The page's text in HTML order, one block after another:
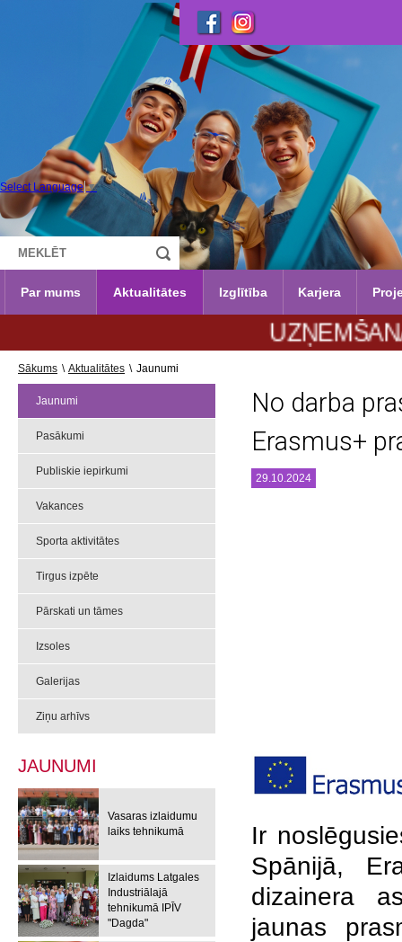
Select Language ▼
Par mums Aktualitātes Izglītība Karjera
UZŅEMŠANA
Sākums \ Aktualitātes \ Jaunumi
Jaunumi
Pasākumi
Publiskie iepirkumi
Vakances
Sporta aktivitātes
Tirgus izpēte
Pārskati un tāmes
Izsoles
Galerijas
Ziņu arhīvs
JAUNUMI
Vasaras izlaidumu
laiks tehnikumā
Izlaidums Latgales
Industriālajā
tehnikumā IPĪV
"Dagda"
No darba
Erasmus+
29.10.2024
Ir
Spānijā,
dizainera
jaunas